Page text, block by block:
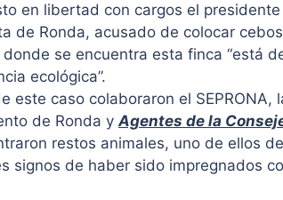
en libertad con cargos el
de Ronda, acusado de colocar
se encuentra esta finca “está
ecológica”.
este caso colaboraron el SEPRONA,
de Ronda yAgentes de la
restos animales, uno de ellos
signos de haber sido impregnados